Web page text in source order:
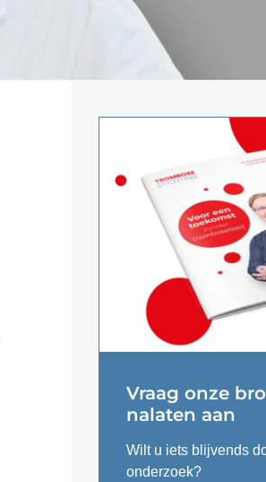
Vraag onze
nalaten aan
Wilt u iets blijvends
onderzoek?